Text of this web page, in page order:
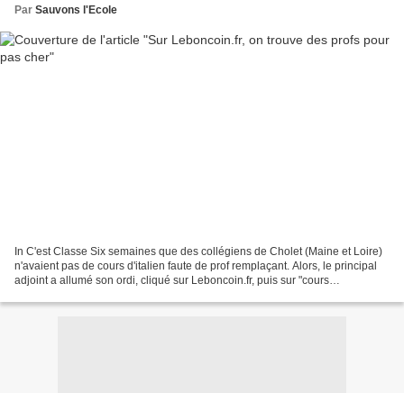
Par Sauvons l'Ecole
In C'est Classe Six semaines que des collégiens de Cholet (Maine et Loire)
n'avaient pas de cours d'italien faute de prof remplaçant. Alors, le principal
adjoint a allumé son ordi, cliqué sur Leboncoin.fr, puis sur "cours